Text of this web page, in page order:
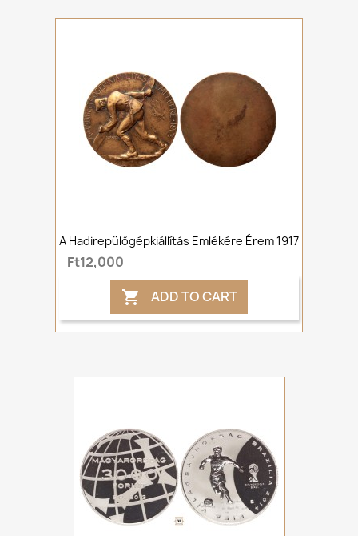
A Hadirepülőgépkiállítás Emlékére Érem 1917
Ft12,000
 ADD TO CART